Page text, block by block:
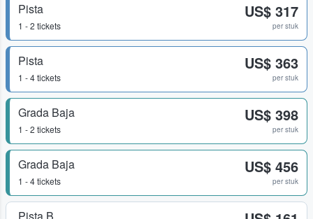
Pista
1 - 2 tickets
US$ 317
per stuk
Pista
1 - 4 tickets
US$ 363
per stuk
Grada Baja
1 - 2 tickets
US$ 398
per stuk
Grada Baja
1 - 4 tickets
US$ 456
per stuk